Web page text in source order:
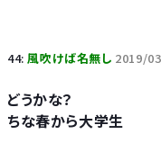
44:風吹けば名無し 2019/
どうかな？
ちな春から大学生